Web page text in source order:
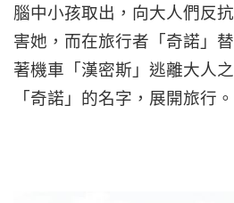
腦中小孩取出，向大人們反
害她，而在旅行者「奇諾」
著機車「漢密斯」逃離大人
「奇諾」的名字，展開旅行。